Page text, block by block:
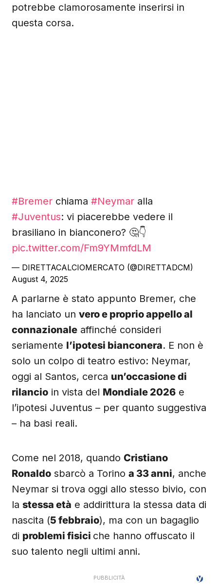
potrebbe clamorosamente inserirsi in
questa corsa.
#Bremer chiama #Neymar alla
#Juventus: vi piacerebbe vedere il
brasiliano in bianconero? 🤔👇
pic.twitter.com/Fm9YMmfdLM
— DIRETTACALCIOMERCATO (@DIRETTADCM)
August 4, 2025
A parlarne è stato appunto Bremer, che
ha lanciato un vero e proprio appello al
connazionale affinché consideri
seriamente l’ipotesi bianconera. E non è
solo un colpo di teatro estivo: Neymar,
oggi al Santos, cerca un’occasione di
rilancio in vista del Mondiale 2026 e
l’ipotesi Juventus – per quanto suggestiva
– ha basi reali.
Come nel 2018, quando Cristiano
Ronaldo sbarcò a Torino a 33 anni, anche
Neymar si trova oggi allo stesso bivio, con
la stessa età e addirittura la stessa data di
nascita (5 febbraio), ma con un bagaglio
di problemi fisici che hanno offuscato il
suo talento negli ultimi anni.